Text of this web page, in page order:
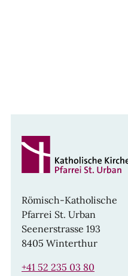
Römisch-Katholische
Pfarrei St. Urban
Seenerstrasse 193
8405 Winterthur
+41 52 235 03 80